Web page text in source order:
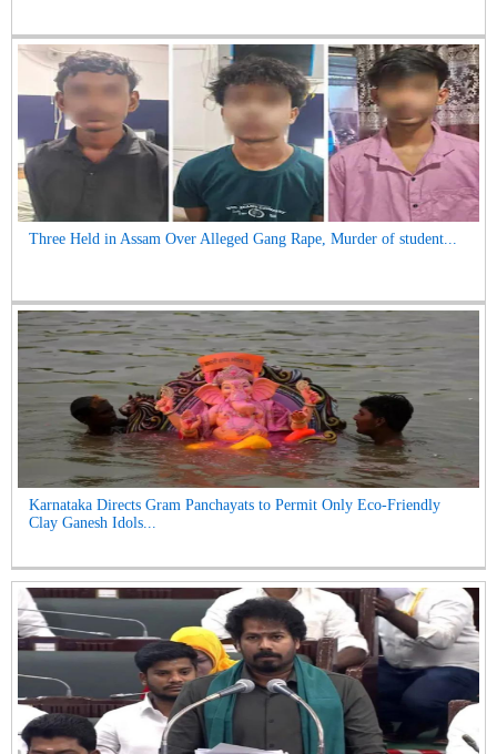
Three Held in Assam Over Alleged Gang Rape, Murder of student...
Karnataka Directs Gram Panchayats to Permit Only Eco-Friendly
Clay Ganesh Idols...